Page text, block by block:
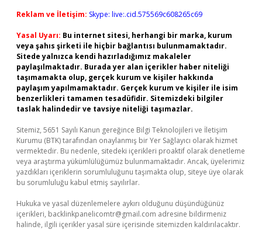
Reklam ve İletişim: Skype: live:.cid.575569c608265c69
Yasal Uyarı: Bu internet sitesi, herhangi bir marka, kurum
veya şahıs şirketi ile hiçbir bağlantısı bulunmamaktadır.
Sitede yalnızca kendi hazırladığımız makaleler
paylaşılmaktadır. Burada yer alan içerikler haber niteliği
taşımamakta olup, gerçek kurum ve kişiler hakkında
paylaşım yapılmamaktadır. Gerçek kurum ve kişiler ile isim
benzerlikleri tamamen tesadüfidir. Sitemizdeki bilgiler
taslak halindedir ve tavsiye niteliği taşımazlar.
Sitemiz, 5651 Sayılı Kanun gereğince Bilgi Teknolojileri ve İletişim
Kurumu (BTK) tarafından onaylanmış bir Yer Sağlayıcı olarak hizmet
vermektedir. Bu nedenle, sitedeki içerikleri proaktif olarak denetleme
veya araştırma yükümlülüğümüz bulunmamaktadır. Ancak, üyelerimiz
yazdıkları içeriklerin sorumluluğunu taşımakta olup, siteye üye olarak
bu sorumluluğu kabul etmiş sayılırlar.
Hukuka ve yasal düzenlemelere aykırı olduğunu düşündüğünüz
içerikleri, backlinkpanelicomtr@gmail.com adresine bildirmeniz
halinde, ilgili içerikler yasal süre içerisinde sitemizden kaldırılacaktır.